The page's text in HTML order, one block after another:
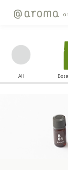
All